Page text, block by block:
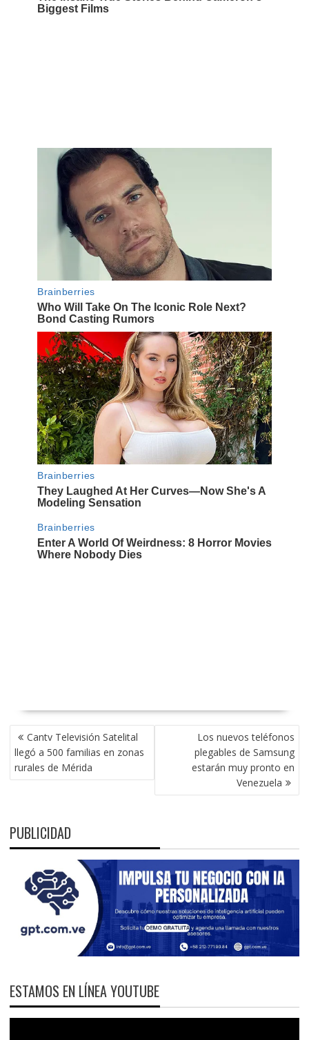
NAVEGACIÓN
DE
ENTRADAS
Cantv Televisión Satelital
llegó a 500 familias en zonas
rurales de Mérida
Los nuevos teléfonos
plegables de Samsung
estarán muy pronto en
Venezuela
PUBLICIDAD
ESTAMOS EN LÍNEA YOUTUBE